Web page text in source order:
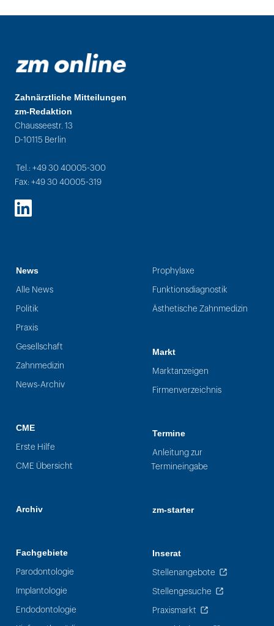
Zahnärztliche Mitteilungen
zm-Redaktion
Chausseestr. 13
D-10115 Berlin
Tel.: +49 30 40005-300
Fax: +49 30 40005-319
LinkedIn
News
Alle News
Politik
Praxis
Gesellschaft
Zahnmedizin
News-Archiv
CME
Erste Hilfe
CME Übersicht
Archiv
Fachgebiete
Parodontologie
Implantologie
Endodontologie
Prophylaxe
Funktionsdiagnostik
Ästhetische Zahnmedizin
Markt
Marktanzeigen
Firmenverzeichnis
Termine
Anleitung zur
Termineingabe
zm-starter
Inserat
Stellenangebote
Stellengesuche
Praxismarkt